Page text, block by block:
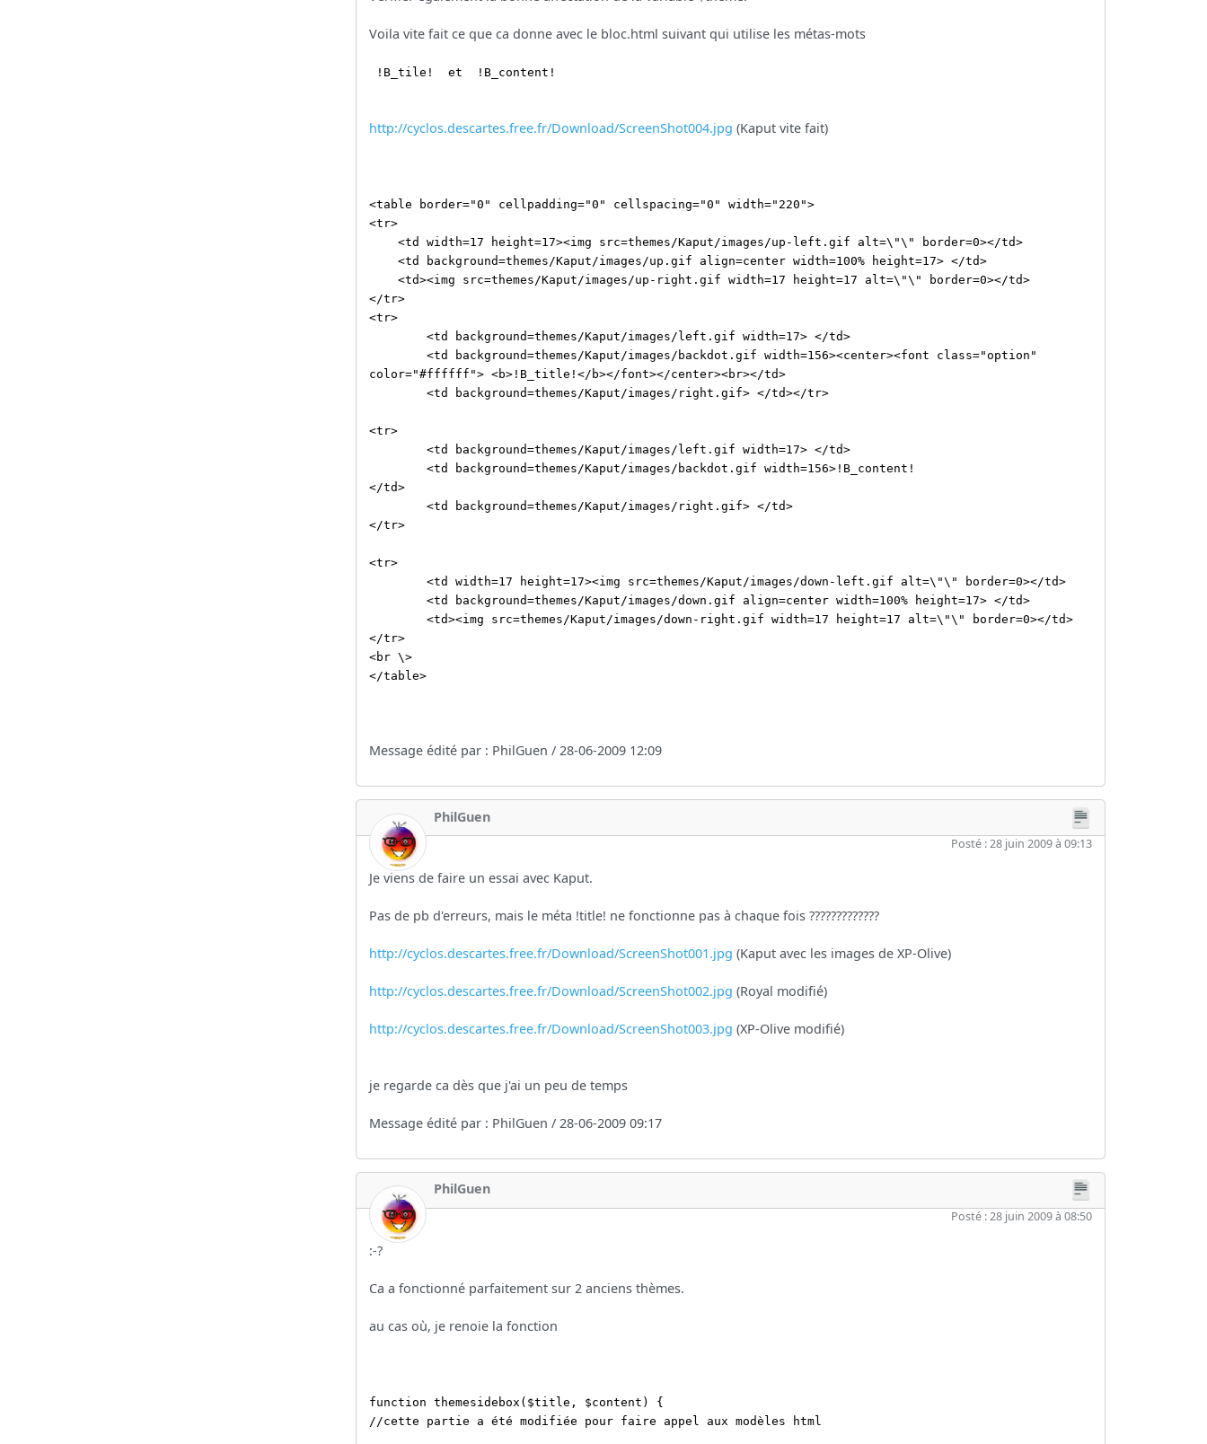
Voila vite fait ce que ca donne avec le bloc.html suivant qui utilise les métas-mots
!B_tile! et !B_content!
http://cyclos.descartes.free.fr/Download/ScreenShot004.jpg (Kaput vite fait)
<table border="0" cellpadding="0" cellspacing="0" width="220">
<tr>
<td width=17 height=17><img src=themes/Kaput/images/up-left.gif alt=\"\" border=0></td>
<td background=themes/Kaput/images/up.gif align=center width=100% height=17> </td>
<td><img src=themes/Kaput/images/up-right.gif width=17 height=17 alt=\"\" border=0></td>
</tr>
<tr>
<td background=themes/Kaput/images/left.gif width=17> </td>
<td background=themes/Kaput/images/backdot.gif width=156><center><font class="option"
color="#ffffff"> <b>!B_title!</b></font></center><br></td>
<td background=themes/Kaput/images/right.gif> </td></tr>
<tr>
<td background=themes/Kaput/images/left.gif width=17> </td>
<td background=themes/Kaput/images/backdot.gif width=156>!B_content!
</td>
<td background=themes/Kaput/images/right.gif> </td>
</tr>
<tr>
<td width=17 height=17><img src=themes/Kaput/images/down-left.gif alt=\"\" border=0></td>
<td background=themes/Kaput/images/down.gif align=center width=100% height=17> </td>
<td><img src=themes/Kaput/images/down-right.gif width=17 height=17 alt=\"\" border=0></td>
</tr>
<br \>
</table>
Message édité par : PhilGuen / 28-06-2009 12:09
PhilGuen
Posté : 28 juin 2009 à 09:13
Je viens de faire un essai avec Kaput.
Pas de pb d'erreurs, mais le méta !title! ne fonctionne pas à chaque fois ?????????????
http://cyclos.descartes.free.fr/Download/ScreenShot001.jpg (Kaput avec les images de XP-Olive)
http://cyclos.descartes.free.fr/Download/ScreenShot002.jpg (Royal modifié)
http://cyclos.descartes.free.fr/Download/ScreenShot003.jpg (XP-Olive modifié)
je regarde ca dès que j'ai un peu de temps
Message édité par : PhilGuen / 28-06-2009 09:17
PhilGuen
Posté : 28 juin 2009 à 08:50
:-?
Ca a fonctionné parfaitement sur 2 anciens thèmes.
au cas où, je renoie la fonction
function themesidebox($title, $content) {
//cette partie a été modifiée pour faire appel aux modèles html